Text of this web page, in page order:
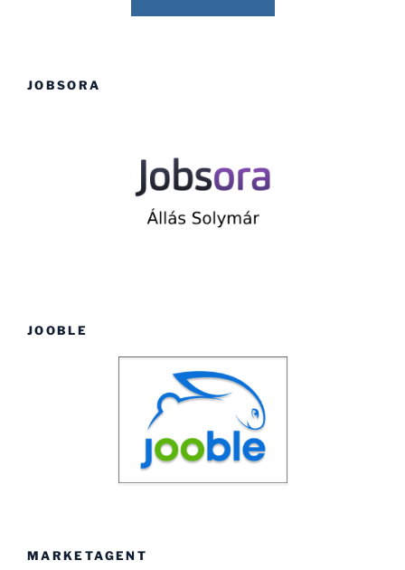
JOBSORA
JOOBLE
MARKETAGENT